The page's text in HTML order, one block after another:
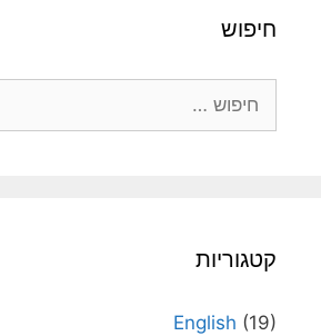
חיפוש
קטגוריות
English (19)